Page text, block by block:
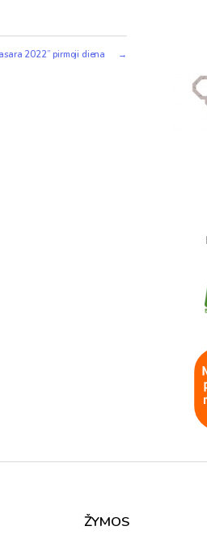
→
2022” pirmoji diena
ŽYMOS